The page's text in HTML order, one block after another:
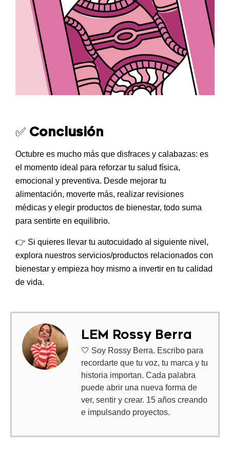
✅ Conclusión
Octubre es mucho más que disfraces y calabazas: es
el momento ideal para reforzar tu salud física,
emocional y preventiva. Desde mejorar tu
alimentación, moverte más, realizar revisiones
médicas y elegir productos de bienestar, todo suma
para sentirte en equilibrio.
👉 Si quieres llevar tu autocuidado al siguiente nivel,
explora nuestros servicios/productos relacionados con
bienestar y empieza hoy mismo a invertir en tu calidad
de vida.
LEM Rossy Berra
🤍 Soy Rossy Berra. Escribo para
recordarte que tu voz, tu marca y tu
historia importan. Cada palabra
puede abrir una nueva forma de
ver, sentir y crear. 15 años creando
e impulsando proyectos.